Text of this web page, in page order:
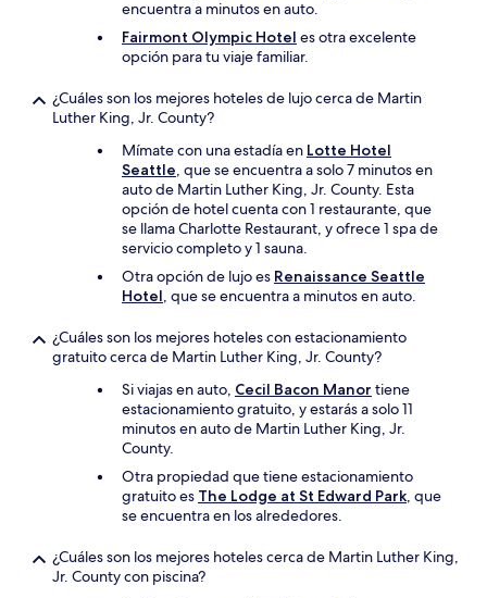
encuentra a minutos en auto.
Fairmont Olympic Hotel es otra excelente
opción para tu viaje familiar.
¿Cuáles son los mejores hoteles de lujo cerca de Martin
Luther King, Jr. County?
Mímate con una estadía en Lotte Hotel
Seattle, que se encuentra a solo 7 minutos en
auto de Martin Luther King, Jr. County. Esta
opción de hotel cuenta con 1 restaurante, que
se llama Charlotte Restaurant, y ofrece 1 spa de
servicio completo y 1 sauna.
Otra opción de lujo es Renaissance Seattle
Hotel, que se encuentra a minutos en auto.
¿Cuáles son los mejores hoteles con estacionamiento
gratuito cerca de Martin Luther King, Jr. County?
Si viajas en auto, Cecil Bacon Manor tiene
estacionamiento gratuito, y estarás a solo 11
minutos en auto de Martin Luther King, Jr.
County.
Otra propiedad que tiene estacionamiento
gratuito es The Lodge at St Edward Park, que
se encuentra en los alrededores.
¿Cuáles son los mejores hoteles cerca de Martin Luther King,
Jr. County con piscina?